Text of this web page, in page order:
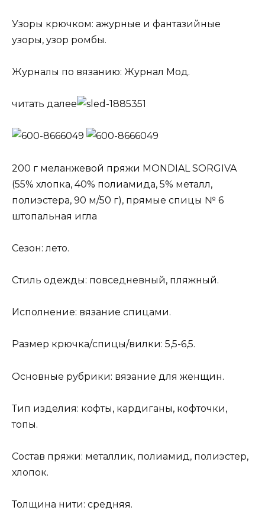
Узоры крючком: ажурные и фантазийные
узоры, узор ромбы.
Журналы по вязанию: Журнал Мод.
читать далее
200 г меланжевой пряжи MONDIAL SORGIVA
(55% хлопка, 40% полиамида, 5% металл,
полиэстера, 90 м/50 г), прямые спицы № 6
штопальная игла
Сезон: лето.
Стиль одежды: повседневный, пляжный.
Исполнение: вязание спицами.
Размер крючка/спицы/вилки: 5,5-6,5.
Основные рубрики: вязание для женщин.
Тип изделия: кофты, кардиганы, кофточки,
топы.
Состав пряжи: металлик, полиамид, полиэстер,
хлопок.
Толщина нити: средняя.